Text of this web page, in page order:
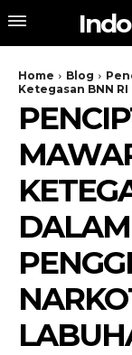
Home Blog
Ketegasan BNN
DALAM